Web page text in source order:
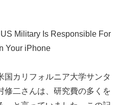
Military Is Responsible For
Your iPhone
カリフォルニア大学サンタ
修二さんは、研究費の多くを